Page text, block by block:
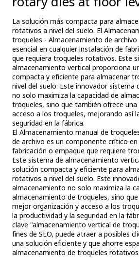
La solución más compacta para
rotativos a nivel del suelo. El
troqueles - Almacenamiento de
esencial en cualquier instalación de
que requiera troqueles rotativos. Este
almacenamiento vertical proporciona
compacta y eficiente para almacenar
nivel del suelo. Este innovador sistema
no solo maximiza la capacidad de
troqueles, sino que también ofrece
acceso a los troqueles, mejorando así
seguridad en la fábrica.
El Almacenamiento manual de
de archivo es un componente crítico
fabricación o empaque que requiere
Este sistema de almacenamiento
solución compacta y eficiente para
rotativos a nivel del suelo. Este
almacenamiento no solo maximiza la
almacenamiento de troqueles, sino
mejor organización y acceso a los
la productividad y la seguridad en la
clave "almacenamiento vertical de
fines de SEO, puede atraer a posibles
una solución eficiente y que ahorre
almacenamiento de troqueles rotativos.